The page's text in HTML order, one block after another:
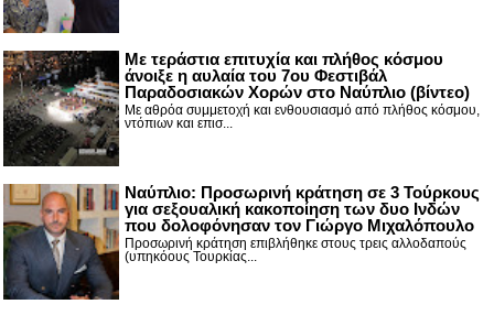
Με τεράστια επιτυχία και πλήθος κόσμου
άνοιξε η αυλαία του 7ου Φεστιβάλ
Παραδοσιακών Χορών στο Ναύπλιο (βίντεο)
Με αθρόα συμμετοχή και ενθουσιασμό από πλήθος κόσμου,
ντόπιων και επισ...
Ναύπλιο: Προσωρινή κράτηση σε 3 Τούρκους
για σεξουαλική κακοποίηση των δυο Ινδών
που δολοφόνησαν τον Γιώργο Μιχαλόπουλο
Προσωρινή κράτηση επιβλήθηκε στους τρεις αλλοδαπούς
(υπηκόους Τουρκίας...